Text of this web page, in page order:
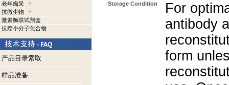
老年痴呆
抗微生物
激素酶联试剂盒
抗癌小分子化合物
产品目录索取
样品准备
Storage Condition
For
antibody
form